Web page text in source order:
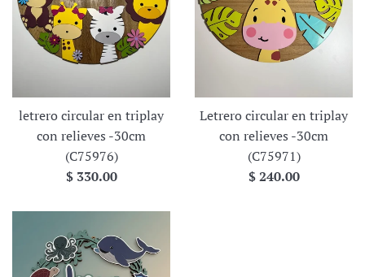
letrero circular en triplay
con relieves -30cm
(C75976)
Precio
$ 330.00
Letrero circular en triplay
con relieves -30cm
(C75971)
Precio
$ 240.00